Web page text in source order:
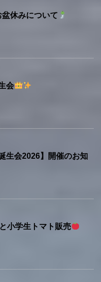
休みについて
会
生会2026】開催のお知
と小学生トマト販売